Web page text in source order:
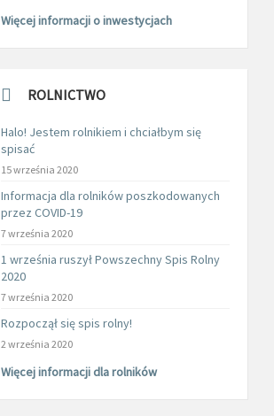
Więcej informacji o inwestycjach
ROLNICTWO
Halo! Jestem rolnikiem i chciałbym się
spisać
15 września 2020
Informacja dla rolników poszkodowanych
przez COVID-19
7 września 2020
1 września ruszył Powszechny Spis Rolny
2020
7 września 2020
Rozpoczął się spis rolny!
2 września 2020
Więcej informacji dla rolników